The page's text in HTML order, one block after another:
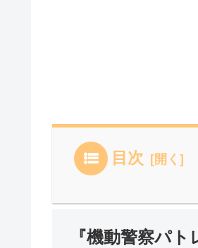
目次
『機動警察パ